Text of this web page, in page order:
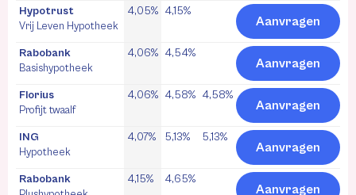
Hypotrust
Vrij Leven Hypotheek
4,05% 4,15%
Aanvragen
Rabobank
Basishypotheek
4,06% 4,54%
Aanvragen
Florius
Profijt twaalf
4,06% 4,58% 4,58%
Aanvragen
ING
Hypotheek
4,07% 5,13% 5,13%
Aanvragen
Rabobank
4,15% 4,65%
Aanvragen